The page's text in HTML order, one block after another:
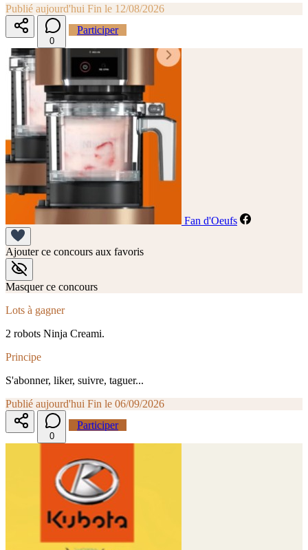
Publié aujourd'hui Fin le 12/08/2026
0
Participer
Fan d'Oeufs
Ajouter ce concours aux favoris
Masquer ce concours
Lots à gagner
2 robots Ninja Creami.
Principe
S'abonner, liker, suivre, taguer...
Publié aujourd'hui Fin le 06/09/2026
0
Participer